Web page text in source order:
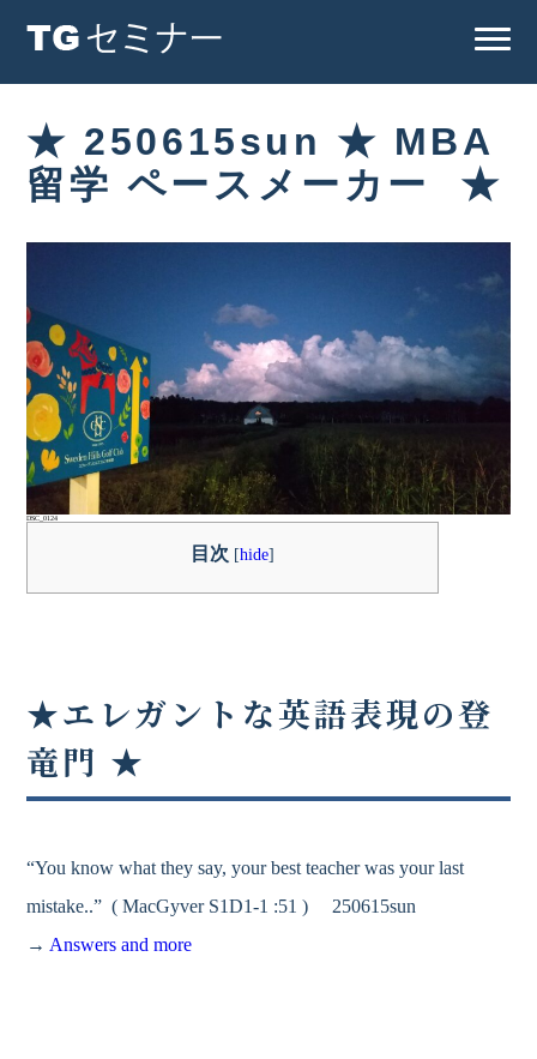
★ 250615sun ★ MBA
留学 ペースメーカー ★
DSC_0124
目次 [hide]
★エレガントな英語表現の登
竜門 ★
“You know what they say, your best teacher was your last
mistake..” ( MacGyver S1D1-1 :51 ) 250615sun
→ Answers and more